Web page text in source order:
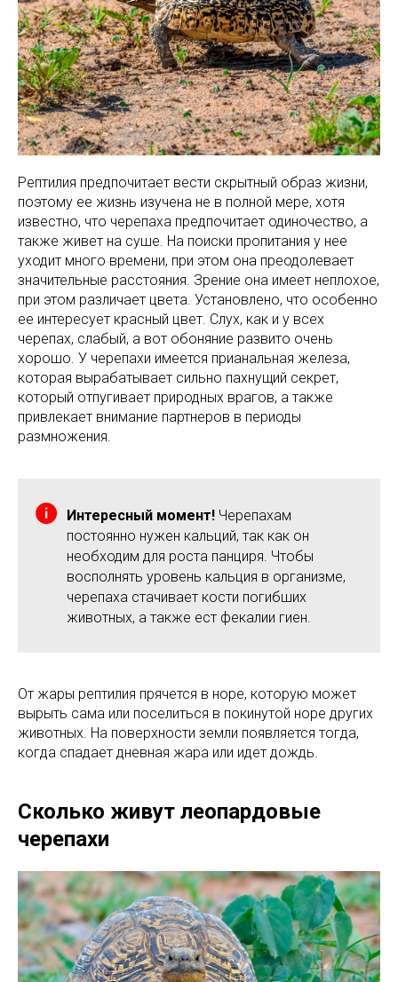
Рептилия предпочитает вести скрытный образ жизни,
поэтому ее жизнь изучена не в полной мере, хотя
известно, что черепаха предпочитает одиночество, а
также живет на суше. На поиски пропитания у нее
уходит много времени, при этом она преодолевает
значительные расстояния. Зрение она имеет неплохое,
при этом различает цвета. Установлено, что особенно
ее интересует красный цвет. Слух, как и у всех
черепах, слабый, а вот обоняние развито очень
хорошо. У черепахи имеется прианальная железа,
которая вырабатывает сильно пахнущий секрет,
который отпугивает природных врагов, а также
привлекает внимание партнеров в периоды
размножения.
Интересный момент! Черепахам
постоянно нужен кальций, так как он
необходим для роста панциря. Чтобы
восполнять уровень кальция в организме,
черепаха стачивает кости погибших
животных, а также ест фекалии гиен.
От жары рептилия прячется в норе, которую может
вырыть сама или поселиться в покинутой норе других
животных. На поверхности земли появляется тогда,
когда спадает дневная жара или идет дождь.
Сколько живут леопардовые
черепахи